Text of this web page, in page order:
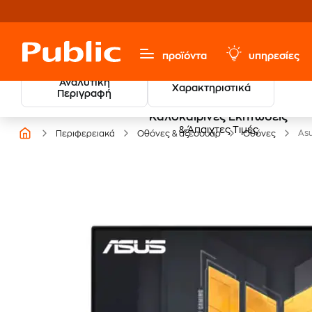
προϊόντα υπηρεσίες
Αναλυτική
Περιγραφή
Χαρακτηριστικά
Καλοκαιρινές Εκπτώσεις
& Άπαιχτες Τιμές
Περιφερειακά Οθόνες & αξεσουάρ Οθόνες